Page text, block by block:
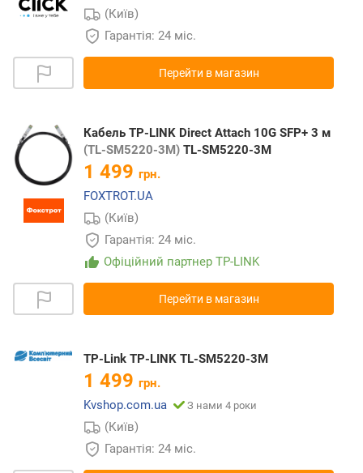
(Київ)
Гарантія: 24 міс.
Перейти в магазин
Кабель TP-LINK Direct Attach 10G SFP+ 3 м
(TL-SM5220-3M) TL-SM5220-3M
1 499 грн.
FOXTROT.UA
(Київ)
Гарантія: 24 міс.
Офіційний партнер TP-LINK
Перейти в магазин
TP-Link TP-LINK TL-SM5220-3M
1 499 грн.
Kvshop.com.ua
З нами 4 роки
(Київ)
Гарантія: 24 міс.